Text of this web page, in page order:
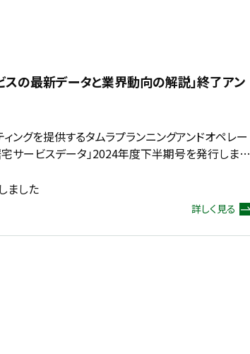
の最新データと業界動向の解説」終了アン
ングを提供するタムラプランニングアンドオペレー
宅サービスデータ」2024年度下半期号を発行しま…
ました
詳しく見る